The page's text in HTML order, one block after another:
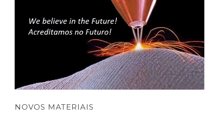
NOVOS MATERIAIS